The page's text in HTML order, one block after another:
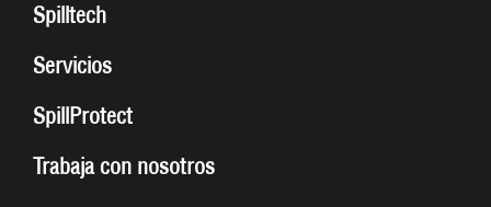
Spilltech
Servicios
SpillProtect
Trabaja con nosotros